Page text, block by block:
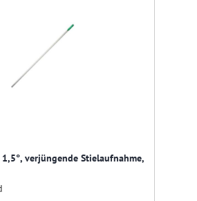
verjüngende Stielaufnahme,